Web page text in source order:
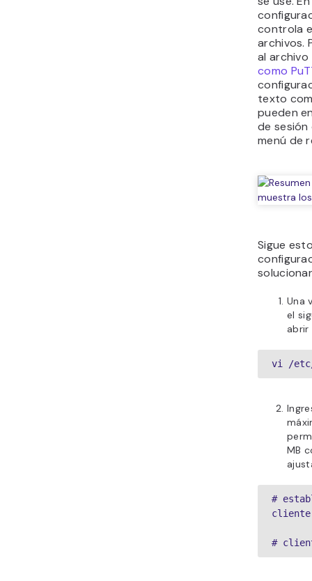
controla
archivos.
al archivo
como
texto
pueden
de sesión
menú de
Sigue
Una
el
abrir
vi /
MB
#
cliente
#